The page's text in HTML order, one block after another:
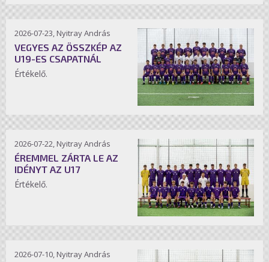
2026-07-23, Nyitray András
VEGYES AZ ÖSSZKÉP AZ
U19-ES CSAPATNÁL
Értékelő.
2026-07-22, Nyitray András
ÉREMMEL ZÁRTA LE AZ
IDÉNYT AZ U17
Értékelő.
2026-07-10, Nyitray András